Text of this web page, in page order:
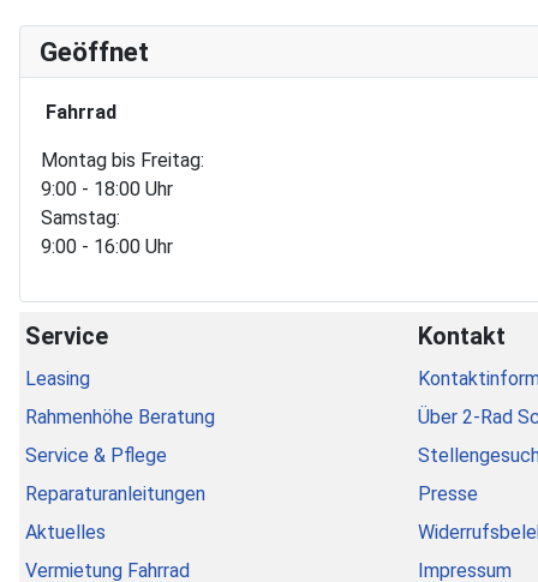
Geöffnet
Fahrrad
Montag bis Freitag:
9:00 - 18:00 Uhr
Samstag:
9:00 - 16:00 Uhr
Service
Leasing
Rahmenhöhe Beratung
Service & Pflege
Reparaturanleitungen
Aktuelles
Vermietung Fahrrad
Kontakt
Über 2-Rad
Presse
Impressum